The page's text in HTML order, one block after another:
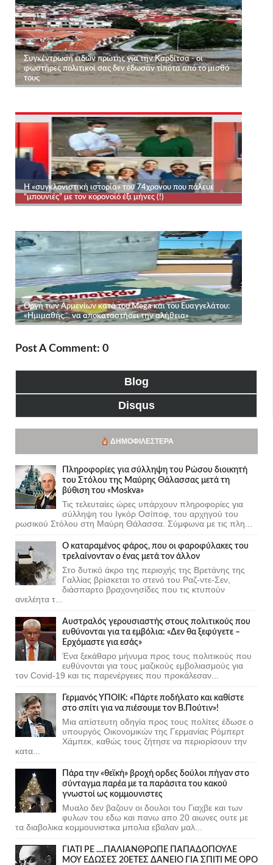
Post A Comment: 0
Blog
Disqus
ΔΗΜΟΦΙΛΈΣΤΕΡΑ
Πληροφορίες για σύλληψη του Ρώσου διοικητή
του Στόλου της Mαύρης Θάλασσας μετά τη
βύθιση του «Moskva»
Τις τελευταίες ώρες υπάρχουν πληροφορίες για
σύλληψη του Ιγκόρ Οσίποφ, του αρχηγού του
ρωσικού Στόλου στη Μαύρη Θάλασσα. Σύμφωνα με τις πλη...
Ο καταραμένος φάρος, που οι φαροφύλακες του
τρελαίνονταν ο ένας μετά τον άλλον
Στο δυτικό άκρο της περιοχής της Βρετάνης της
Γαλλίας βρίσκεται το στενό του Ραζ-ντε-Σεν,
διάσπαρτο βραχονησίδες που τις κτυπούν
ανελέητα τ...
Αυστραλός γερουσιαστής στους πολιτικούς που
ευθύνονται για τα εμβόλια: «Δεν θα ξεφύγετε –
Ερχόμαστε για εσάς»
Ένα ξεκάθαρο μήνυμα προς τους πολιτικούς που
ευθύνονται για τους μαζικούς εμβολιασμούς για
τον Covid-19 και τις παρενέργειες που προκάλεσαν...
Γερμανός ΥΠΟΙΚ: «Πάρτε ποδήλατο και καθίστε
στο σπίτι για να πιέσουμε τον Β.Πούτιν»!
Μια απίστευτη οδηγία προς τους πολίτες έδωσε ο
υπουργός Οικονομικών της Γερμανίας Ρόμπερτ
Χάμπεκ, καθώς τους ζήτησε να περιορίσουν την
κατα...
Πάρα την «θεϊκή» βροχή ορδες δούλοι πήγαν στο
σύνταγμα παρέα με τα παράσιτα του κακού
γνωστοί ως κομμουνιστες
Μυαλο δεν βαζουν οι δουλοι του Γιαχβε και των
φυλων του εδω και πανω απο 20 αιωνες ουτε με
τα διαβολικα κομμουνιστικα μπολια εβαλαν μαλ...
ΓΙΑΤΙ ΡΕ ....ΠΑΛΙΑΝΘΡΩΠΕ ΠΑΠΑΔΟΠΟΥΛΕ
ΜΟΥ ΕΔΩΣΕΣ 20ΕΤΕΣ ΔΑΝΕΙΟ ΓΙΑ ΣΠΙΤΙ ΜΕ ΟΡΟ